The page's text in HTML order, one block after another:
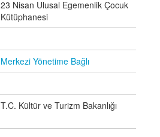
23 Nisan Ulusal Egemenlik Çocuk
Kütüphanesi
Merkezi Yönetime Bağlı
T.C. Kültür ve Turizm Bakanlığı